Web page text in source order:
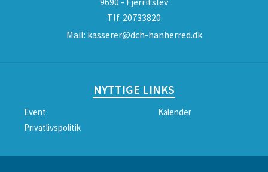
Tlf. 20733820
Mail: kasserer@dch-hanherred.dk
NYTTIGE LINKS
Event
Kalender
Privatlivspolitik